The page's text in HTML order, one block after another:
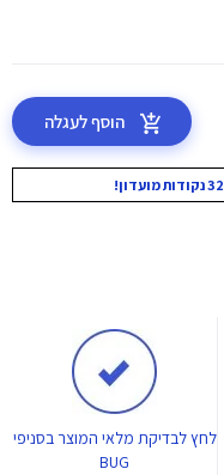
הוסף לעגלה
לחץלבדיקת מלאי המוצר בסניפי
BUG